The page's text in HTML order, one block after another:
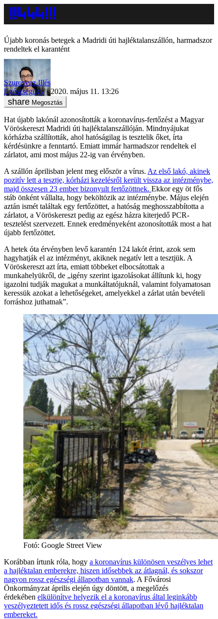
Újabb koronás betegek a Madridi úti hajléktalanszállón, harmadszor
rendeltek el karantént
Szurovecz Illés
Egészségügy
2020. május 11. 13:26
Megosztás
Hat újabb lakónál azonosították a koronavírus-fertőzést a Magyar
Vöröskereszt Madridi úti hajléktalanszállóján. Mindnyájukat
kórházba szállították, ahol hatóságilag is tesztelik őket, írta
kérdésünkre a fenntartó. Emiatt immár harmadszor rendeltek el
zárlatot, ami most május 22-ig van érvényben.
A szállón áprilisban jelent meg először a vírus. Az első lakó, akinek
pozitív lett a tesztje, kórházi kezelésről került vissza az intézménybe,
majd összesen 23 ember bizonyult fertőzöttnek. Ekkor egy öt fős
stáb önként vállalta, hogy beköltözik az intézménybe. Május elején
aztán ismét találtak egy fertőzöttet, a hatóság meghosszabbította a
zárlatot, a Vöröskereszt pedig az egész házra kiterjedő PCR-
tesztelést szervezett. Ennek eredményeként azonosították most a hat
újabb fertőzöttet.
A hetek óta érvényben levő karantén 124 lakót érint, azok sem
hagyhatják el az intézményt, akiknek negatív lett a tesztjük. A
Vöröskereszt azt írta, emiatt többeket elbocsátottak a
munkahelyükről, de „igény szerint igazolásokat állítunk ki, hogy
igazolni tudják magukat a munkáltatójuknál, valamint folyamatosan
keressük azokat a lehetőségeket, amelyekkel a zárlat után bevételi
forráshoz juthatnak”.
Fotó: Google Street View
Korábban írtunk róla, hogy a koronavírus különösen veszélyes lehet
a hajléktalan emberekre, hiszen idősebbek az átlagnál, és sokszor
nagyon rossz egészségi állapotban vannak. A Fővárosi
Önkormányzat április elején úgy döntött, a megelőzés
érdekében elkülönítve helyezik el a koronavírus által leginkább
veszélyeztetett idős és rossz egészségi állapotban lévő hajléktalan
embereket.